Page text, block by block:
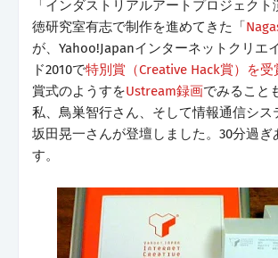
「インダストリアルアートプロジェク
徳研究室有志で制作を進めてきた「
が、Yahoo!Japanインターネットクリエ
ド2010で特別賞（Creative Hack賞）を受
賞式のようすをUstream録画でみること
私、鳥巣智行さん、そして情報通信シス
坂田晃一さんが登壇しました。30分過ぎ
す。